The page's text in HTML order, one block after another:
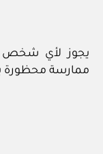
يجوز لأي شخص
ممارسة محظورة